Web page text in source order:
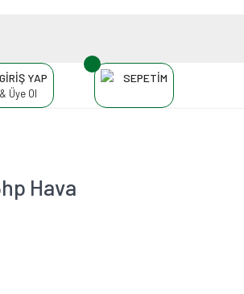
GİRİŞ YAP
& Üye Ol
SEPETİM
Hava